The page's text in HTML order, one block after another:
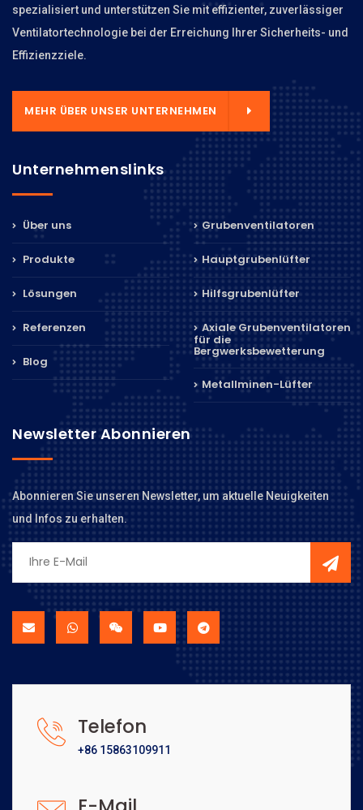
spezialisiert und unterstützen Sie mit effizienter, zuverlässiger
Ventilatortechnologie bei der Erreichung Ihrer Sicherheits- und
Effizienzziele.
MEHR ÜBER UNSER UNTERNEHMEN
Unternehmenslinks
Über uns
Produkte
Lösungen
Referenzen
Blog
Grubenventilatoren
Hauptgrubenlüfter
Hilfsgrubenlüfter
Axiale Grubenventilatoren
für die
Bergwerksbewetterung
Metallminen-Lüfter
Newsletter Abonnieren
Abonnieren Sie unseren Newsletter, um aktuelle Neuigkeiten
und Infos zu erhalten.
Telefon
+86 15863109911